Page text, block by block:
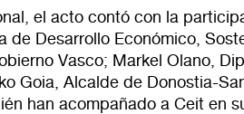
el acto contó con la
de Desarrollo Económico,
Vasco; Markel Olano,
Goia, Alcalde de Donostia-
han acompañado a Ceit en